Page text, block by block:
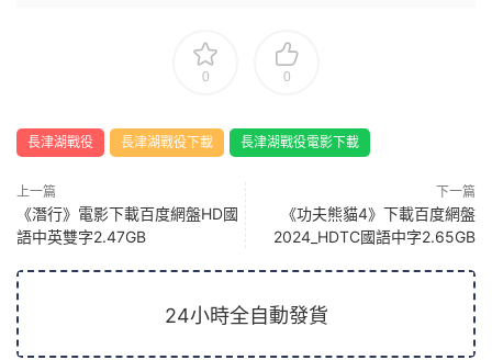
0 0
長津湖戰役 長津湖戰役下載 長津湖戰役電影下載
上一篇
《潛行》電影下載百度網盤HD國
語中英雙字2.47GB
下一篇
《功夫熊貓4》下載百度網盤
2024_HDTC國語中字2.65GB
24小時全自動發貨